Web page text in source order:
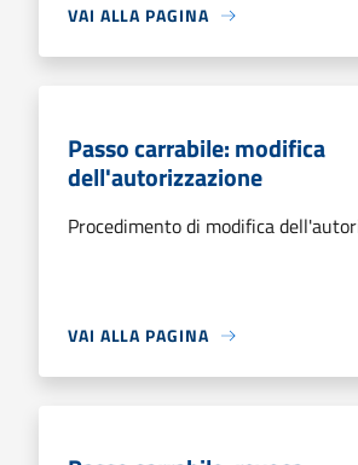
VAI ALLA PAGINA
Passo carrabile: modifica
dell'autorizzazione
Procedimento di modifica
VAI ALLA PAGINA